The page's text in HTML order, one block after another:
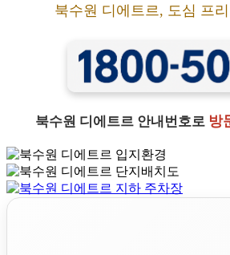
북수원 디에트르, 도심 프
북수원 디에트르 안내번호로 방